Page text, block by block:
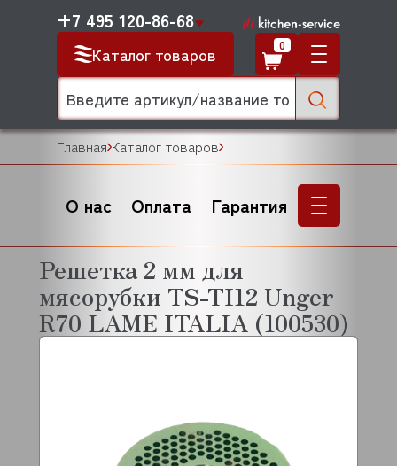
Каталог товаров
+7 495 120-86-68
0
Главная Каталог товаров
О нас Оплата Гарантия
Решетка 2 мм для
мясорубки TS-TI12 Unger
R70 LAME ITALIA (100530)